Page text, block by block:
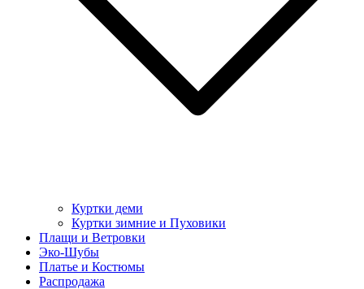
Куртки деми
Куртки зимние и Пуховики
Плащи и Ветровки
Эко-Шубы
Платье и Костюмы
Распродажа